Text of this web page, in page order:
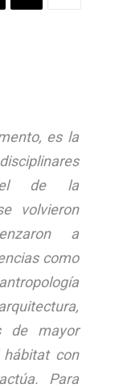
es la
el de la
volvieron
a
como
de mayor
hábitat con
Para